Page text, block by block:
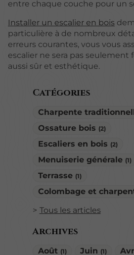
Catégories
Charpente
Ossature bois (2)
Escaliers en bois (2)
Menuiserie générale (1)
Terrasse (1)
Colombage et
Tous les articles
Archives
Août (1) Juin (1)
entre chaque couche pour un
Installer un escalier en bois
particulière à de nombreux
erreurs courantes, vous vous
escalier ne sera pas seulement
aussi sûr et esthétique.